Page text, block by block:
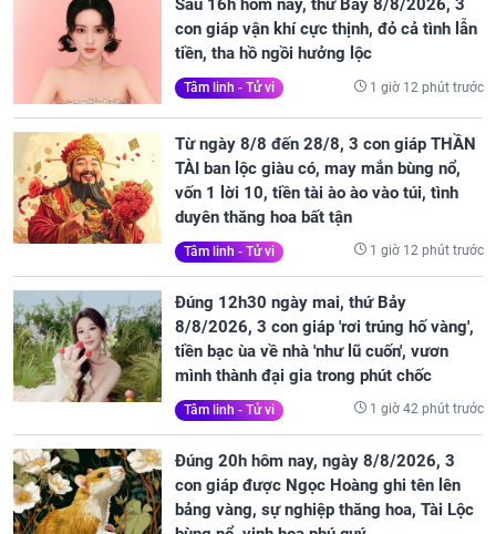
Sau 16h hôm nay, thứ Bảy 8/8/2026, 3
con giáp vận khí cực thịnh, đỏ cả tình lẫn
tiền, tha hồ ngồi hưởng lộc
Tâm linh - Tử vi 1 giờ 12 phút trước
Từ ngày 8/8 đến 28/8, 3 con giáp THẦN
TÀI ban lộc giàu có, may mắn bùng nổ,
vốn 1 lời 10, tiền tài ào ào vào túi, tình
duyên thăng hoa bất tận
Tâm linh - Tử vi 1 giờ 12 phút trước
Đúng 12h30 ngày mai, thứ Bảy
8/8/2026, 3 con giáp 'rơi trúng hố vàng',
tiền bạc ùa về nhà 'như lũ cuốn', vươn
mình thành đại gia trong phút chốc
Tâm linh - Tử vi 1 giờ 42 phút trước
Đúng 20h hôm nay, ngày 8/8/2026, 3
con giáp được Ngọc Hoàng ghi tên lên
bảng vàng, sự nghiệp thăng hoa, Tài Lộc